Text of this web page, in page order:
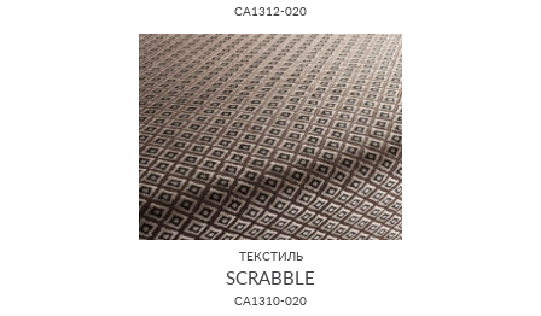
CA1312-020
ТЕКСТИЛЬ
SCRABBLE
CA1310-020